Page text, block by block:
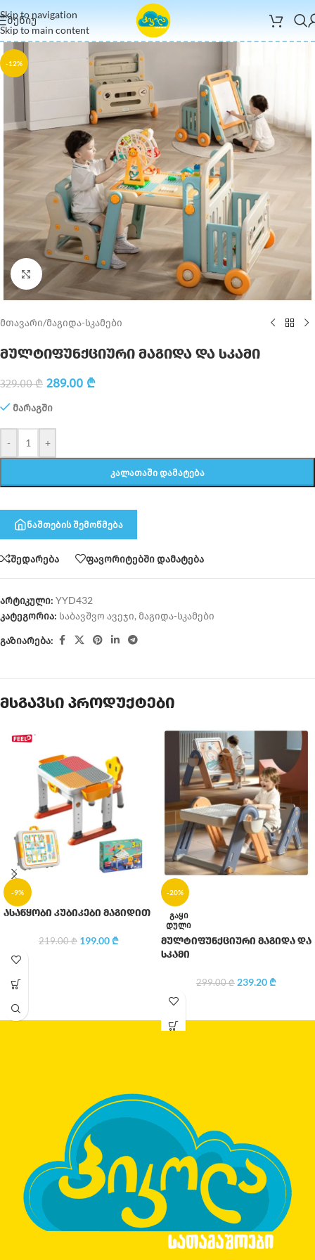
Skip to navigation
Skip to main content
ᲛᲔᲜᲘᲣ
-12%
Click to enlarge
მთავარი/მაგიდა-სკამები
მულტიფუნქციური მაგიდა და სკამი
329.00₾ 289.00 ₾
მარაგში
- +
ᲙᲐᲚᲐᲗᲐᲨᲘ ᲓᲐᲛᲐᲢᲔᲑᲐ
ნაშთების შემოწმება
შედარება ფავორიტებში დამატება
არტიკული: YYD432
კატეგორია: საბავშვო ავეჯი, მაგიდა-სკამები
გაზიარება:
მსგავსი პროდუქტები
-9%
ასაწყობი კუბიკები მაგიდით
219.00₾ 199.00₾
-20%
ᲒᲐᲧᲘ
ᲓᲣᲚᲘ
მულტიფუნქციური მაგიდა და
სკამი
299.00₾ 239.20₾